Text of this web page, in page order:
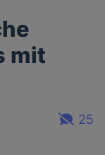
mit
25